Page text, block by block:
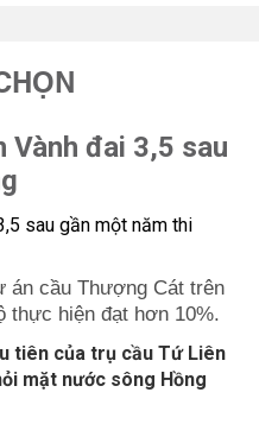
Vành đai 3,5 sau
án cầu Thượng Cát trên
thực hiện đạt hơn 10%.
tiên của trụ cầu Tứ Liên
mặt nước sông Hồng